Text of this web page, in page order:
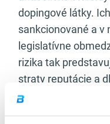
dopingové látky.
sankcionované a v
legislatívne
rizika tak
straty reputácie a
športovú kariéru.